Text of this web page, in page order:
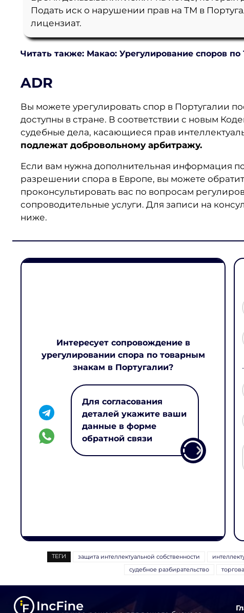
Подать иск о нарушении прав на ТМ в
лицензиат.
Читать также: Макао: Урегулирование споров по
ADR
Вы можете урегулировать спор в Португалии
доступны в стране. В соответствии с новым
судебные дела, касающиеся прав
подлежат добровольному арбитражу.
Если вам нужна дополнительная информация
разрешении спора в Европе, вы можете
проконсультировать вас по вопросам
сопроводительные услуги. Для записи на
ниже.
Интересует сопровождение в
урегулировании спора по товарным
знакам в Португалии?
Для согласования
деталей укажите ваши
данные в форме
обратной связи
ТЕГИ защита интеллектуальной собственности
судебное разбирательство